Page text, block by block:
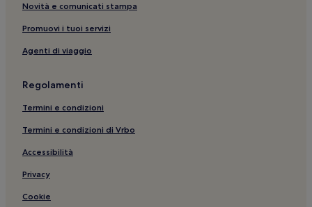
Polyclinique de Blois: hotel nelle vicinanze
Amboise: Hotel con parcheggio
Blois: Hotel per famiglie
Amboise: Hotel di lusso
Amboise: Hotel con piscina
Amboise: hotel a 4 stelle
Les P’tits Clous: hotel nelle vicinanze
Novità e comunicati stampa
Promuovi i tuoi servizi
Agenti di viaggio
Regolamenti
Termini e condizioni
Termini e condizioni di Vrbo
Accessibilità
Privacy
Cookie